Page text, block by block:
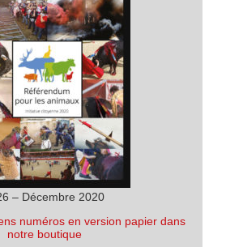
– Décembre 2020
numéros en version papier dans
notre boutique